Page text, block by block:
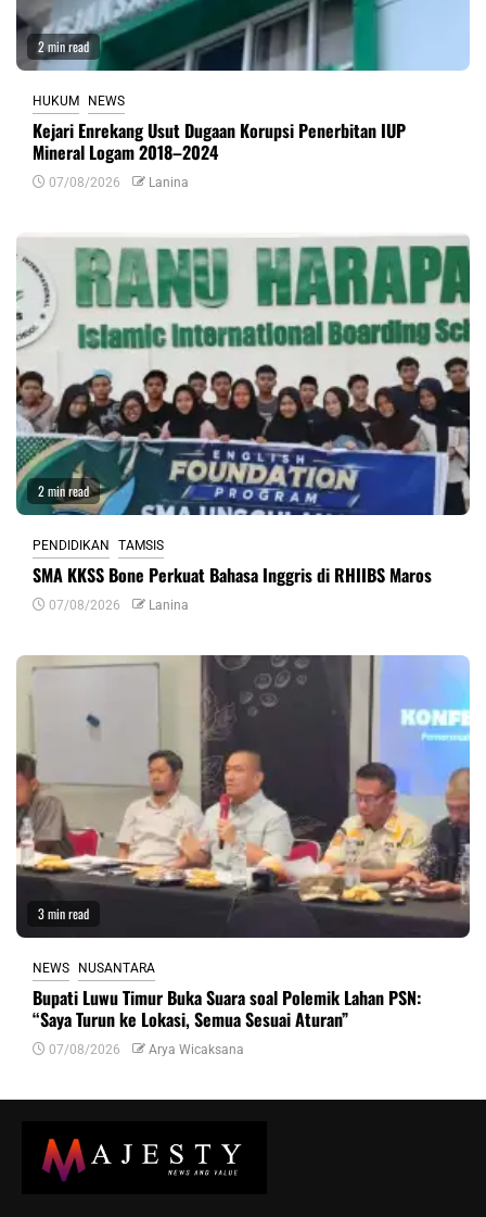
2 min read
HUKUM NEWS
Kejari Enrekang Usut Dugaan Korupsi Penerbitan IUP
Mineral Logam 2018–2024
07/08/2026 Lanina
2 min read
PENDIDIKAN TAMSIS
SMA KKSS Bone Perkuat Bahasa Inggris di RHIIBS Maros
07/08/2026 Lanina
3 min read
NEWS NUSANTARA
Bupati Luwu Timur Buka Suara soal Polemik Lahan PSN:
“Saya Turun ke Lokasi, Semua Sesuai Aturan”
07/08/2026 Arya Wicaksana